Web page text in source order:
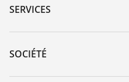
Recherche par numéro de série
DTM Collection/PACTware
SERVICES
Retour d'appareil
Formations
SOCIÉTÉ
Carrière